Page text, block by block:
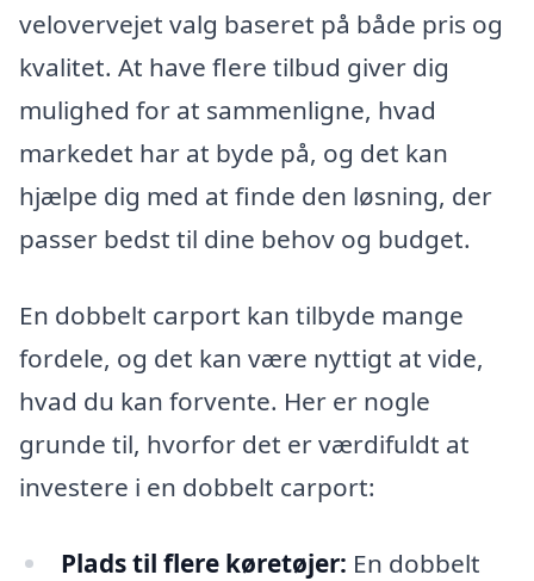
velovervejet valg baseret på både pris og
kvalitet. At have flere tilbud giver dig
mulighed for at sammenligne, hvad
markedet har at byde på, og det kan
hjælpe dig med at finde den løsning, der
passer bedst til dine behov og budget.
En dobbelt carport kan tilbyde mange
fordele, og det kan være nyttigt at vide,
hvad du kan forvente. Her er nogle
grunde til, hvorfor det er værdifuldt at
investere i en dobbelt carport:
Plads til flere køretøjer: En dobbelt